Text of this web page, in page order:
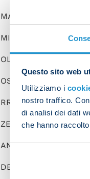
Questo sito web
Utilizziamo i
nostro traffico.
di analisi dei dati
che hanno
MARIO RUI Silva
MINJAE Kim
OLIVERA Mathias
OSTIGARD Leo
RRAHMANI Amir
ZEDADKA Karim
ANGUISSA Frank
DEMME Diego